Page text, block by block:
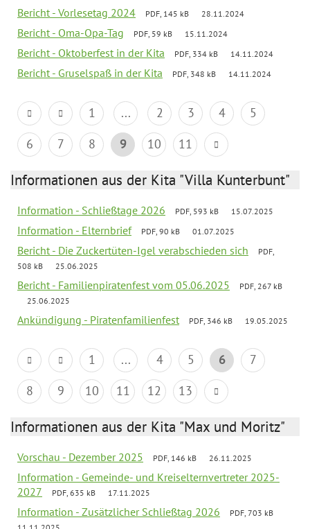
Bericht - Vorlesetag 2024 PDF, 145 kB 28.11.2024
Bericht - Oma-Opa-Tag PDF, 59 kB 15.11.2024
Bericht - Oktoberfest in der Kita PDF, 334 kB 14.11.2024
Bericht - Gruselspaß in der Kita PDF, 348 kB 14.11.2024
1 ... 2 3 4
5
6
7 8 9 10 11
Informationen aus der Kita "Villa Kunterbunt"
Information - Schließtage 2026 PDF, 593 kB 15.07.2025
Information - Elternbrief PDF, 90 kB 01.07.2025
Bericht - Die Zuckertüten-Igel verabschieden sich
PDF,
508 kB
25.06.2025
Bericht - Familienpiratenfest vom 05.06.2025
PDF, 267 kB
25.06.2025
Ankündigung - Piratenfamilienfest PDF, 346 kB 19.05.2025
1 ... 4 5 6
7
8
9 10 11 12 13
Informationen aus der Kita "Max und Moritz"
Vorschau - Dezember 2025 PDF, 146 kB 26.11.2025
Information - Gemeinde- und Kreiselternvertreter 2025-
2027
PDF, 635 kB 17.11.2025
Information - Zusätzlicher Schließtag 2026
PDF, 703 kB